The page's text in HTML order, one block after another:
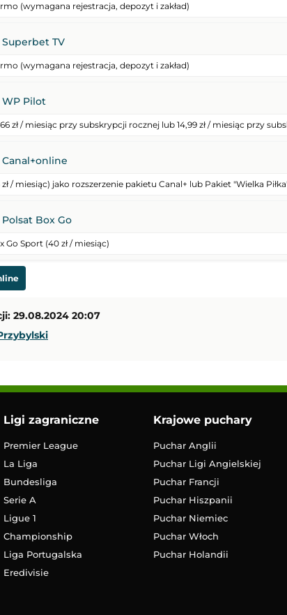
Mazowiecki
Mazowiecki
LIVE
Transmisja
Kolarstwo
(wymagana rejestracja, depozyt i zakład)
Superbet TV
(wymagana rejestracja, depozyt i zakład)
WP Pilot
zł / miesiąc przy subskrypcji rocznej lub 14,99 zł / miesiąc przy
Canal+online
zł / miesiąc) jako rozszerzenie pakietu Canal+ lub Pakiet "Wielka
Polsat Box Go
Go Sport (40 zł / miesiąc)
29.08.2024 20:07
Ligi zagraniczne
Premier League
La Liga
Bundesliga
Serie A
Ligue 1
Championship
Liga Portugalska
Eredivisie
Krajowe puchary
Puchar Anglii
Puchar Ligi Angielskiej
Puchar Francji
Puchar Hiszpanii
Puchar Niemiec
Puchar Włoch
Puchar Holandii